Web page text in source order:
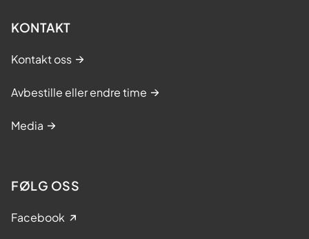
KONTAKT
Kontakt oss
Avbestille eller endre time
Media
FØLG OSS
Facebook